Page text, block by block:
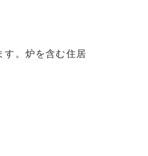
す。炉を含む住居